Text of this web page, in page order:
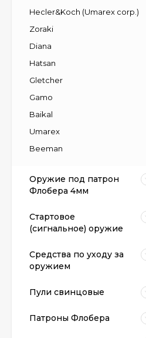
Hecler&Koch (Umarex corp.)
Zoraki
Diana
Hatsan
Gletcher
Gamo
Baikal
Umarex
Beeman
Оружие под патрон
Флобера 4мм
Стартовое
(сигнальное) оружие
Средства по уходу за
оружием
Пули свинцовые
Патроны Флобера